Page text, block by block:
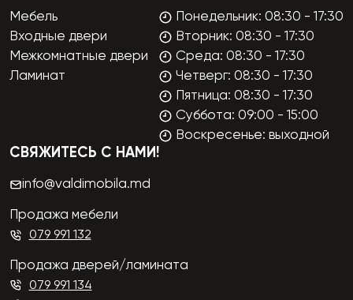
Мебель
Входные двери
Межкомнатные двери
Ламинат
Понедельник: 08:30 - 17:30
Вторник: 08:30 - 17:30
Среда: 08:30 - 17:30
Четверг: 08:30 - 17:30
Пятница: 08:30 - 17:30
Суббота: 09:00 - 15:00
Воскресенье: выходной
СВЯЖИТЕСЬ С НАМИ!
info@valdimobila.md
Продажа мебели
079 991 132
Продажа дверей/ламината
079 991 134